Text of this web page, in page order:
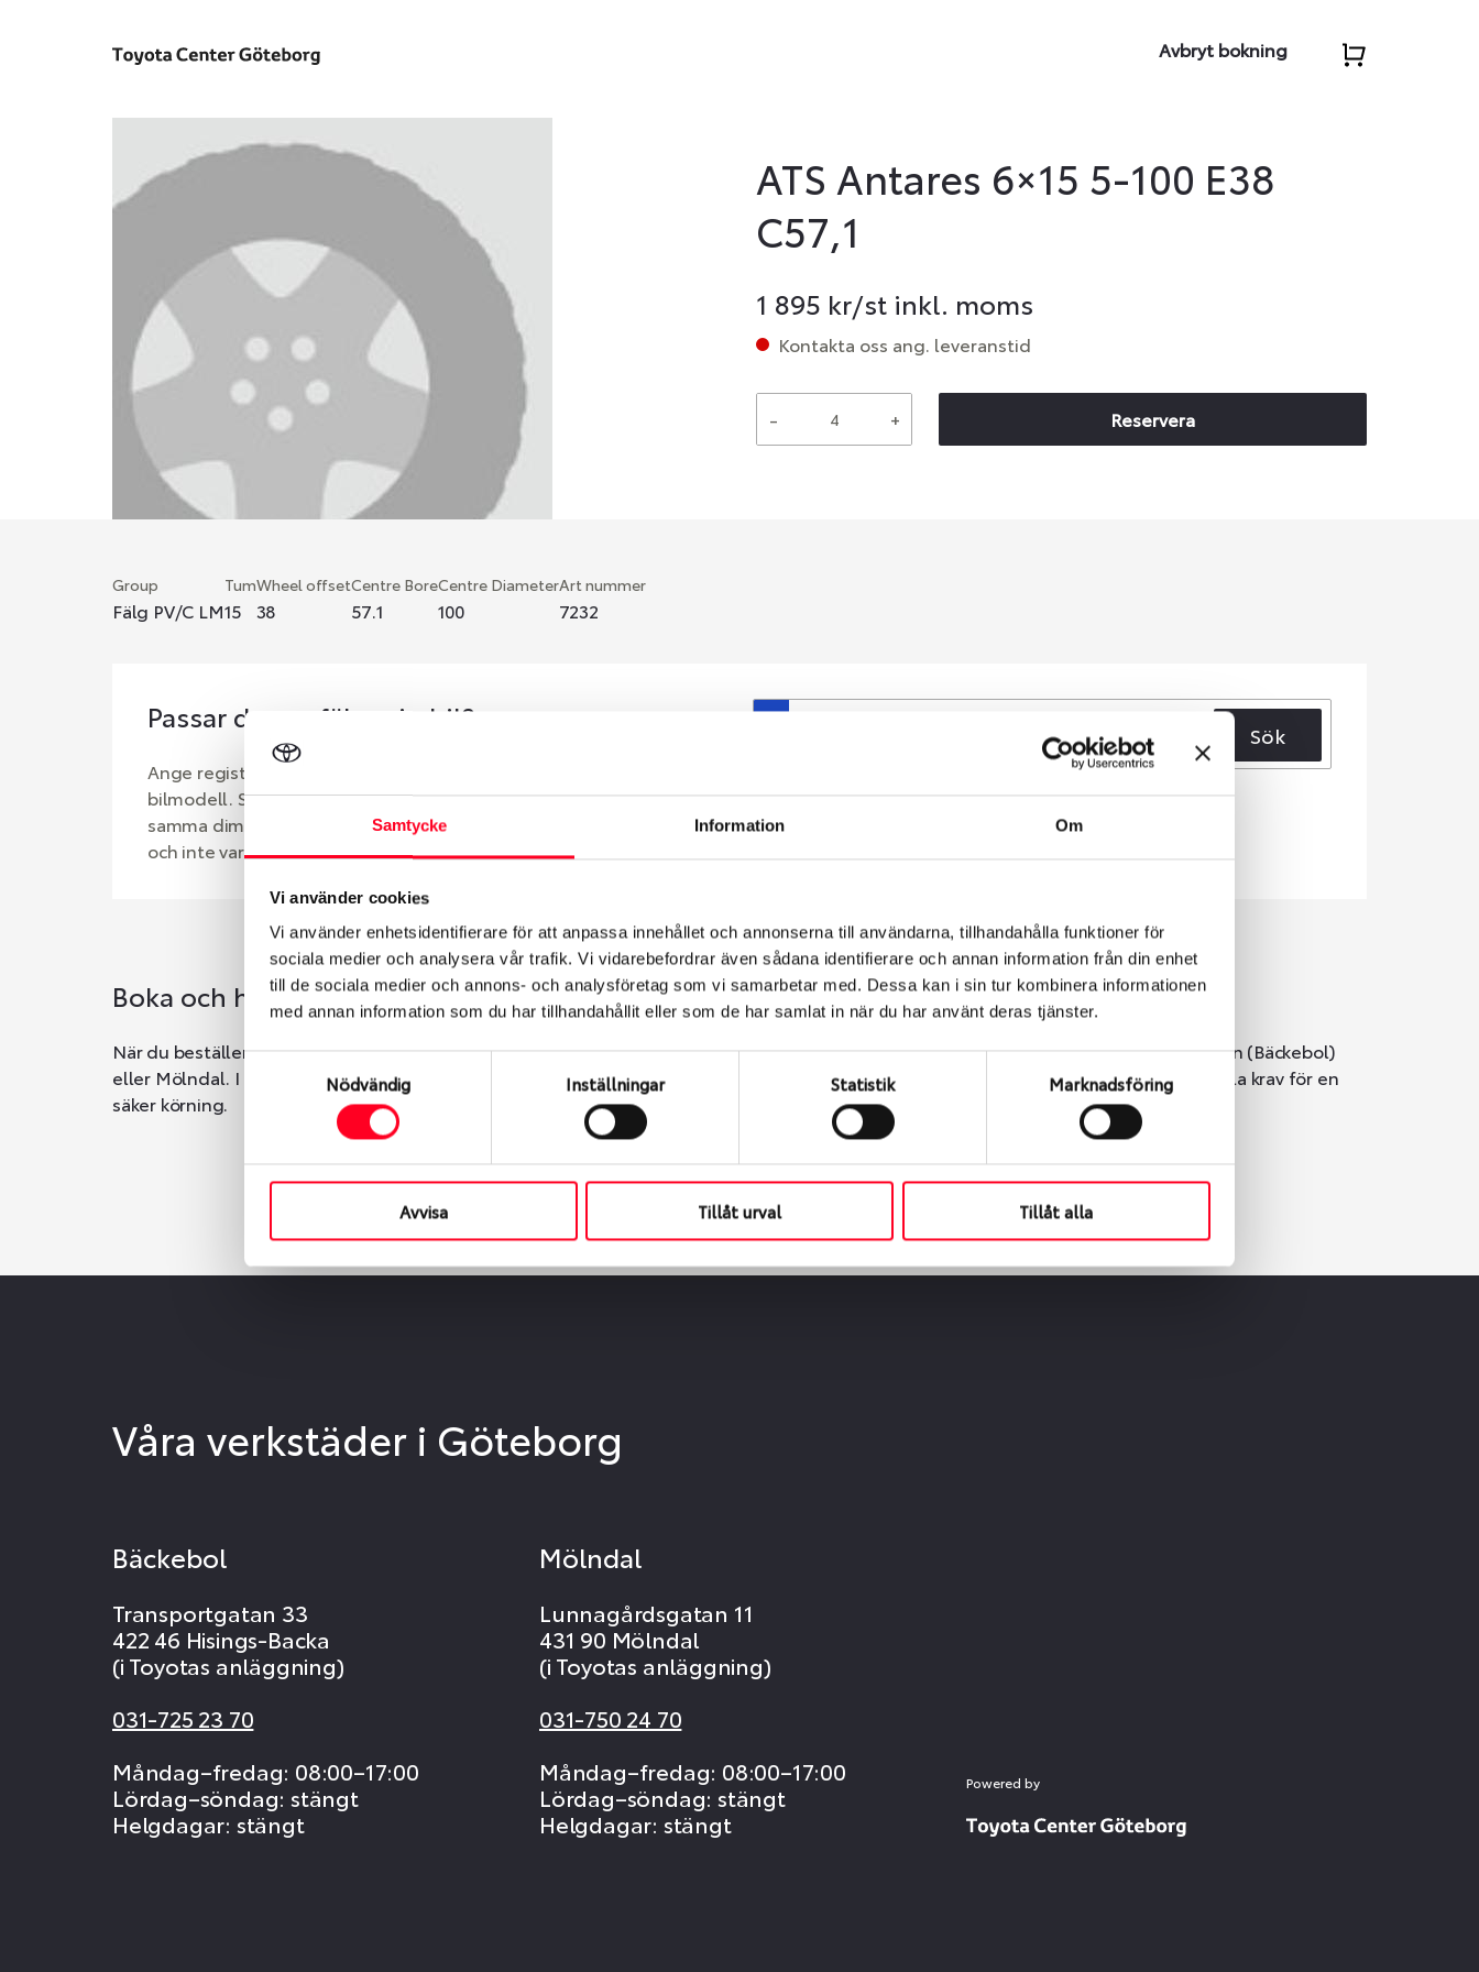
Samtycke Information Om
Vi använder cookies
Vi använder enhetsidentifierare för att anpassa innehållet och annonserna till användarna, tillhandahålla funktioner för
sociala medier och analysera vår trafik. Vi vidarebefordrar även sådana identifierare och annan information från din enhet
till de sociala medier och annons- och analysföretag som vi samarbetar med. Dessa kan i sin tur kombinera informationen
med annan information som du har tillhandahållit eller som de har samlat in när du har använt deras tjänster.
Samtyckesval
Nödvändig Inställningar Statistik Marknadsföring
Avvisa Tillåt urval Tillåt alla
Avbryt bokning
ATS Antares 6×15 5-100 E38
C57,1
1 895 kr/st inkl. moms
Kontakta oss ang. leveranstid
- + Reservera
Group
Fälg PV/C LM
Tum
15
Wheel offset
38
Centre Bore
57.1
Centre Diameter
100
Art nummer
7232
Passar denna fälg min bil?
Ange registreringsnummer för att se om den fälg du valt passar din
bilmodell. Se till att kolla en extra gång så att däck och fälg har
samma dimensioner. Ibland kan fälgen ha bytts ut under årens lopp
och inte vara samma dimension som bilen hade ut från fabrik.
Sök
Boka och hämta hos Däckspecialen
När du beställer dina nya däck eller fälgar hos oss levereras de direkt till någon av våra däckverkstäder i Göteborg. Välj mellan Hisingen (Bäckebol)
eller Mölndal. I beställningen anger du datum och tid för upphämtning eller service. När vi byter dina däck ser vi till att de uppfyller alla krav för en
säker körning.
Våra verkstäder i Göteborg
Bäckebol
Transportgatan 33
422 46 Hisings-Backa
(i Toyotas anläggning)
031-725 23 70
Måndag–fredag: 08:00–17:00
Lördag–söndag: stängt
Helgdagar: stängt
Mölndal
Lunnagårdsgatan 11
431 90 Mölndal
(i Toyotas anläggning)
031-750 24 70
Måndag–fredag: 08:00–17:00
Lördag–söndag: stängt
Helgdagar: stängt
Powered by